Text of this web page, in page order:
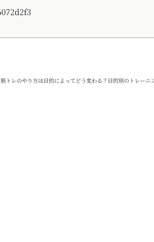
筋トレのやり方は目的によってどう変わる？目的別のトレーニ